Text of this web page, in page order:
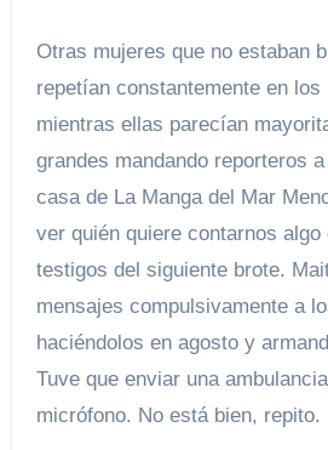
Otras mujeres que no estaban
repetían constantemente en los
mientras ellas parecían
grandes mandando reporteros
casa de La Manga del Mar
ver quién quiere contarnos
testigos del siguiente brote.
mensajes compulsivamente a
haciéndolos en agosto y
Tuve que enviar una
micrófono. No está bien,